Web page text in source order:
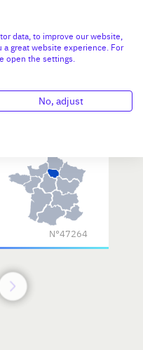
les
faire
N°47264
data, to improve our website,
great website experience. For
open the settings.
No, adjust